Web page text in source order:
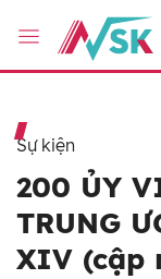
Sự kiện
200 ỦY
TRUNG
XIV (cập